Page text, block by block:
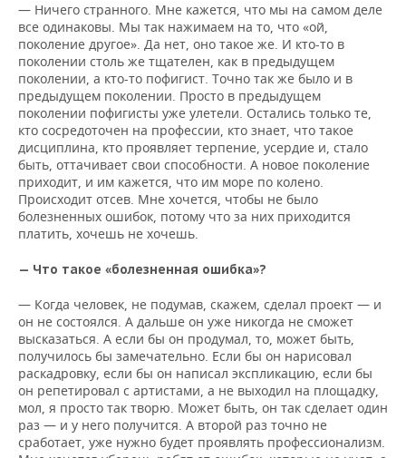
— Ничего странного. Мне кажется, что мы на самом деле
все одинаковы. Мы так нажимаем на то, что «ой,
поколение другое». Да нет, оно такое же. И кто-то в
поколении столь же тщателен, как в предыдущем
поколении, а кто-то пофигист. Точно так же было и в
предыдущем поколении. Просто в предыдущем
поколении пофигисты уже улетели. Остались только те,
кто сосредоточен на профессии, кто знает, что такое
дисциплина, кто проявляет терпение, усердие и, стало
быть, оттачивает свои способности. А новое поколение
приходит, и им кажется, что им море по колено.
Происходит отсев. Мне хочется, чтобы не было
болезненных ошибок, потому что за них приходится
платить, хочешь не хочешь.
— Что такое «болезненная ошибка»?
— Когда человек, не подумав, скажем, сделал проект — и
он не состоялся. А дальше он уже никогда не сможет
высказаться. А если бы он продумал, то, может быть,
получилось бы замечательно. Если бы он нарисовал
раскадровку, если бы он написал экспликацию, если бы
он репетировал с артистами, а не выходил на площадку,
мол, я просто так творю. Может быть, он так сделает один
раз — и у него получится. А второй раз точно не
сработает, уже нужно будет проявлять профессионализм.